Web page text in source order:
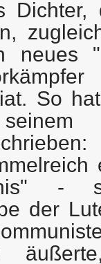
neues
So
-
der